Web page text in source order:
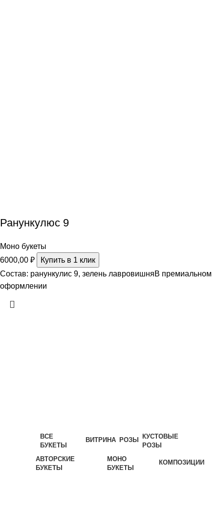
Ранункулюс 9
Моно букеты
6000,00 ₽
Купить в 1 клик
Состав: ранункулис 9, зелень лавровишняВ премиальном
оформлении
ВСЕ
БУКЕТЫ
ВИТРИНА РОЗЫ
КУСТОВЫЕ
РОЗЫ
АВТОРСКИЕ
БУКЕТЫ
МОНО
БУКЕТЫ
КОМПОЗИЦИИ